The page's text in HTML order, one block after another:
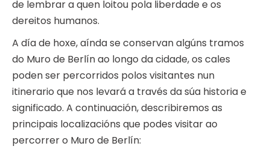
de lembrar a quen loitou pola liberdade e os
dereitos humanos.
A día de hoxe, aínda se conservan algúns tramos
do Muro de Berlín ao longo da cidade, os cales
poden ser percorridos polos visitantes nun
itinerario que nos levará a través da súa historia e
significado. A continuación, describiremos as
principais localizacións que podes visitar ao
percorrer o Muro de Berlín: